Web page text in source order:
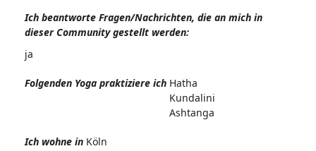
Ich beantworte Fragen/Nachrichten, die an mich in
dieser Community gestellt werden:
ja
Folgenden Yoga praktiziere ich Hatha
Kundalini
Ashtanga
Ich wohne in Köln